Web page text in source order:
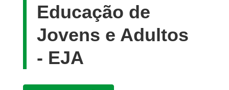
Educação de
Jovens e Adultos
- EJA